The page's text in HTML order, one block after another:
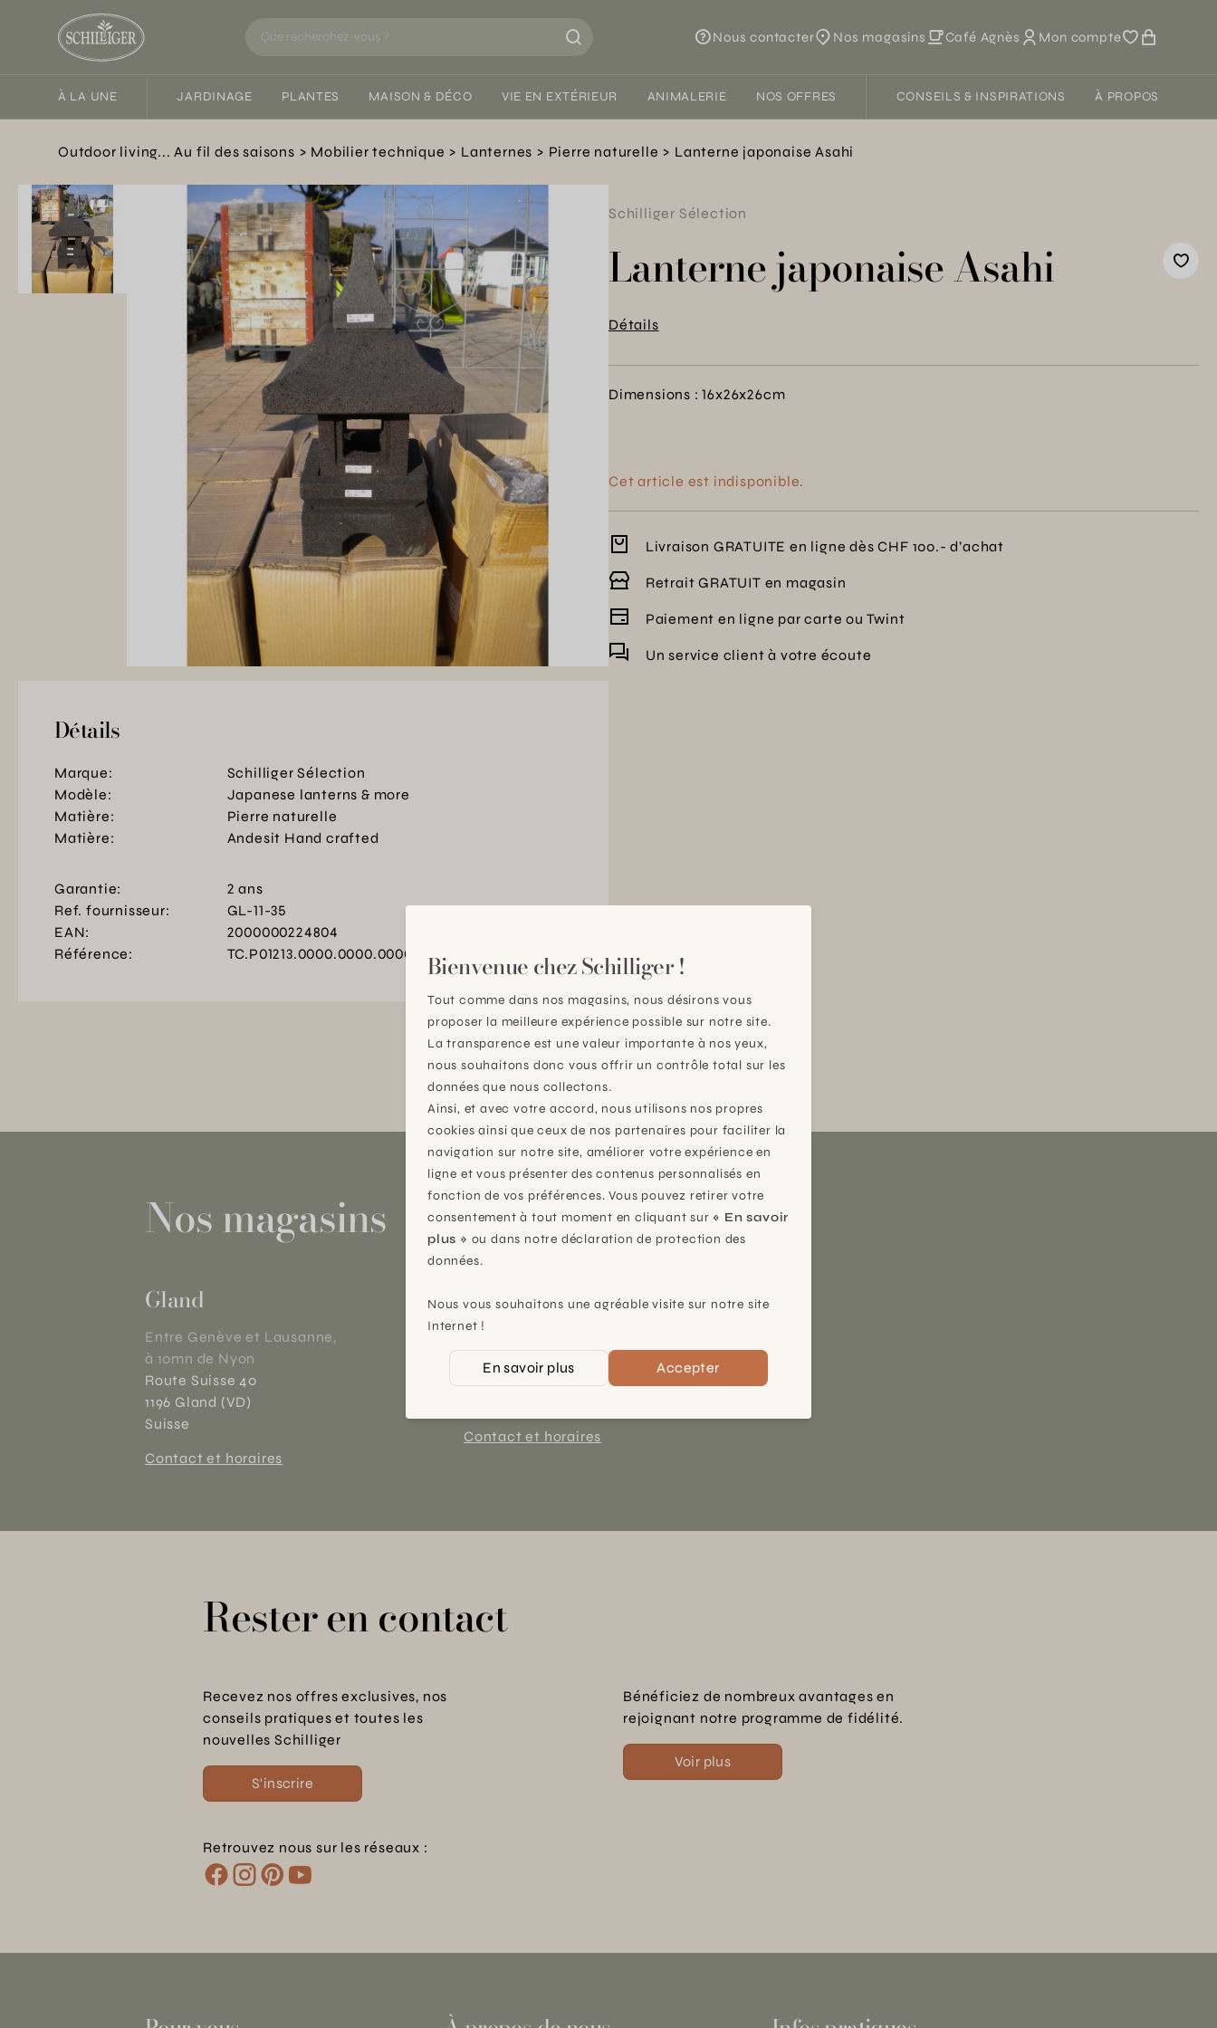
Nous contacter Nos magasins Café Agnès Mon compte
À LA UNE JARDINAGE PLANTES MAISON & DÉCO VIE EN EXTÉRIEUR ANIMALERIE NOS OFFRES CONSEILS & INSPIRATIONS À PROPOS
Outdoor living... Au fil des saisons Mobilier technique Lanternes Pierre naturelle Lanterne japonaise Asahi
Détails
Marque:
Schilliger Sélection
Modèle:
Japanese lanterns & more
Matière:
Pierre naturelle
Matière:
Andesit Hand crafted
Garantie:
2 ans
Ref. fournisseur:
GL-11-35
EAN:
2000000224804
Référence:
TC.P01213.0000.0000.0000
Schilliger Sélection
Lanterne japonaise Asahi
Détails
Dimensions : 16x26x26cm
Cet article est indisponible.
Livraison GRATUITE en ligne dès CHF 100.- d’achat
Retrait GRATUIT en magasin
Paiement en ligne par carte ou Twint
Un service client à votre écoute
Nos magasins
Gland
Entre Genève et Lausanne,
à 10mn de Nyon
Route Suisse 40
1196 Gland (VD)
Suisse
Contact et horaires
Plan-les-Ouates
Chemin des Charrotons 25
1228 Plan-les-Ouates (GE)
Contact et horaires
Rester en contact
Recevez nos offres exclusives, nos
conseils pratiques et toutes les
nouvelles Schilliger
S'inscrire
Bénéficiez de nombreux avantages en
rejoignant notre programme de fidélité.
Voir plus
Retrouvez nous sur les réseaux :
Bienvenue chez Schilliger !
Tout comme dans nos magasins, nous désirons vous
proposer la meilleure expérience possible sur notre site.
La transparence est une valeur importante à nos yeux,
nous souhaitons donc vous offrir un contrôle total sur les
données que nous collectons.
Ainsi, et avec votre accord, nous utilisons nos propres
cookies ainsi que ceux de nos partenaires pour faciliter la
navigation sur notre site, améliorer votre expérience en
ligne et vous présenter des contenus personnalisés en
fonction de vos préférences. Vous pouvez retirer votre
consentement à tout moment en cliquant sur « En savoir
plus » ou dans notre déclaration de protection des
données.
Nous vous souhaitons une agréable visite sur notre site
Internet !
En savoir plus Accepter